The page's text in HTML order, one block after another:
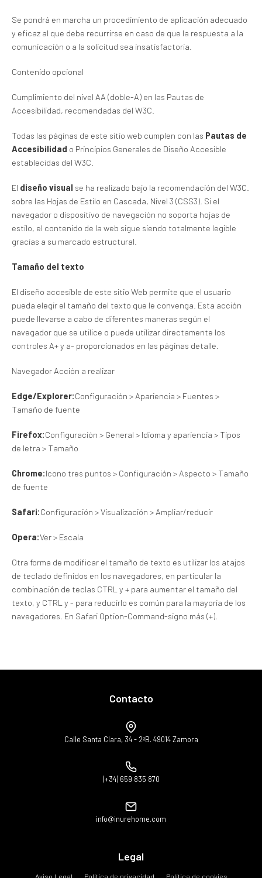
Se pondrá en marcha un procedimiento de aplicación adecuado
y eficaz al que debe recurrirse en caso de que la respuesta a la
comunicación o a la solicitud sea insatisfactoria.
Contenido opcional
Cumplimiento del nivel AA (doble-A) en las Pautas de
Accesibilidad, recomendadas del W3C.
Todas las páginas de este sitio web cumplen con las Pautas de
Accesibilidad o Principios Generales de Diseño Accesible
establecidas del W3C.
El diseño visual se ha realizado bajo la recomendación del W3C.
sobre las Hojas de Estilo en Cascada, Nivel 3 (CSS3). Si el
navegador o dispositivo de navegación no soporta hojas de
estilo, el contenido de la web sigue siendo totalmente legible
gracias a su marcado estructural.
Tamaño del texto
El diseño accesible de este sitio Web permite que el usuario
pueda elegir el tamaño del texto que le convenga. Esta acción
puede llevarse a cabo de diferentes maneras según el
navegador que se utilice o puede utilizar directamente los
controles A+ y a- proporcionados en las páginas detalle.
Navegador Acción a realizar
Edge/Explorer:Configuración > Apariencia > Fuentes >
Tamaño de fuente
Firefox:Configuración > General > Idioma y apariencia > Tipos
de letra > Tamaño
Chrome:Icono tres puntos > Configuración > Aspecto > Tamaño
de fuente
Safari:Configuración > Visualización > Ampliar/reducir
Opera:Ver > Escala
Otra forma de modificar el tamaño de texto es utilizar los atajos
de teclado definidos en los navegadores, en particular la
combinación de teclas CTRL y + para aumentar el tamaño del
texto, y CTRL y - para reducirlo es común para la mayoría de los
navegadores. En Safari Option-Command-signo más (+).
Contacto
Calle Santa Clara, 34 - 2ºB. 49014 Zamora
(+34) 659 835 870
info@inurehome.com
Legal